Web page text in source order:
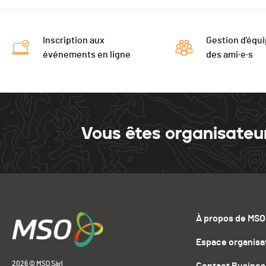
Open Bike
Inscription aux
événements en ligne
Gestion
des ami·e·s
Vous êtes
2026 © MSO Sàrl
À propos de MSO
Espace